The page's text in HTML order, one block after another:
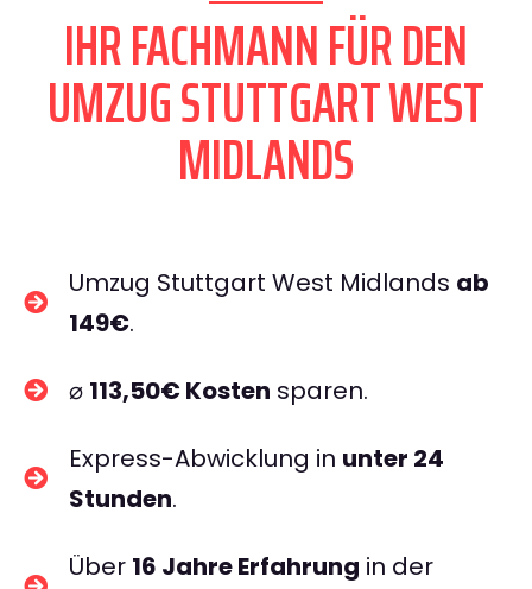
IHR FACHMANN FÜR DEN
UMZUG STUTTGART WEST
MIDLANDS
Umzug Stuttgart West Midlands ab
149€.
⌀ 113,50€ Kosten sparen.
Express-Abwicklung in unter 24
Stunden.
Über 16 Jahre Erfahrung in der